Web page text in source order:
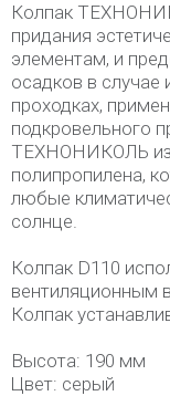
Колпак
придания
элементам, и
осадков в случае
проходках,
подкровельного
ТЕХНОНИКОЛЬ
полипропилена,
любые
солнце.
Колпак D110
вентиляционным
Колпак
Высота: 190 мм
Цвет: серый